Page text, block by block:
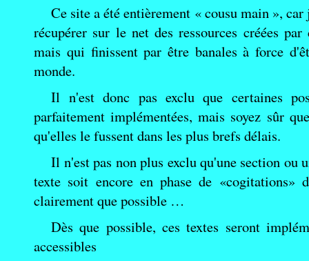
Ce site a été entièrement « cousu main »,
récupérer sur le net des ressources créées
mais qui finissent par être banales à force
monde.
Il n'est donc pas exclu que certaines
parfaitement implémentées, mais soyez sûr
qu'elles le fussent dans les plus brefs délais.
Il n'est pas non plus exclu qu'une section
texte soit encore en phase de «cogitations»
clairement que possible …
Dès que possible, ces textes seront
accessibles